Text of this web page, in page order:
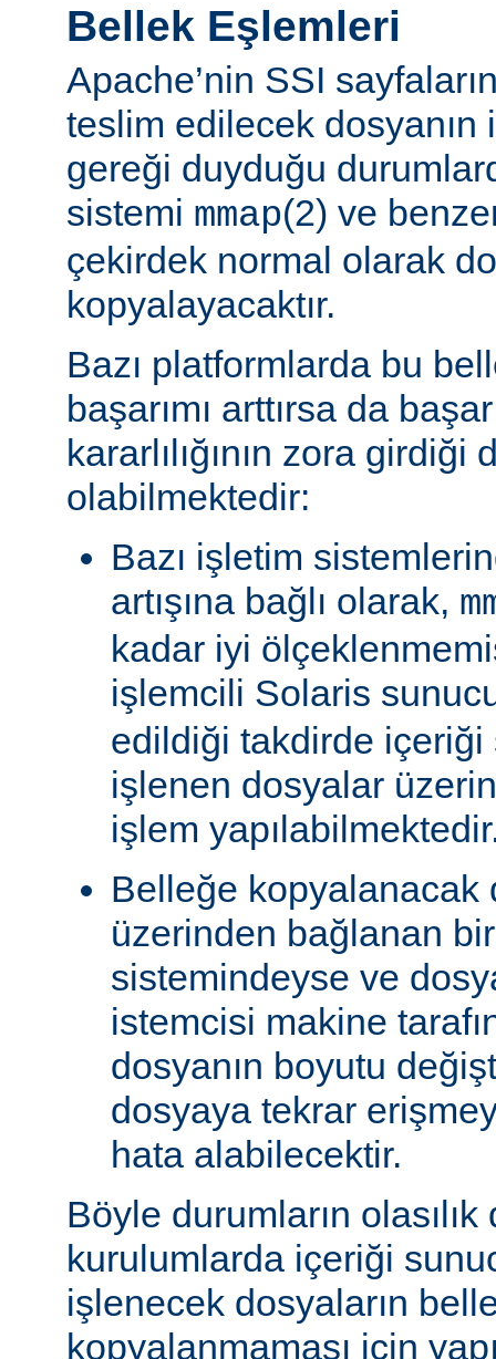
Bellek Eşlemleri
Apache’nin SSI
teslim edilecek dosyanın
gereği duyduğu
sistemi mmap(2) ve
çekirdek normal olarak
kopyalayacaktır.
Bazı platformlarda bu
başarımı arttırsa da
kararlılığının zora girdiği
olabilmektedir:
Bazı işletim
artışına bağlı olarak,
kadar iyi
işlemcili Solaris
edildiği takdirde içeriği
işlenen dosyalar
işlem
Belleğe kopyalanacak
üzerinden bağlanan
sistemindeyse ve
istemcisi makine
dosyanın boyutu
dosyaya tekrar
hata alabilecektir.
Böyle durumların
kurulumlarda içeriği
işlenecek dosyaların
kopyalanmaması için